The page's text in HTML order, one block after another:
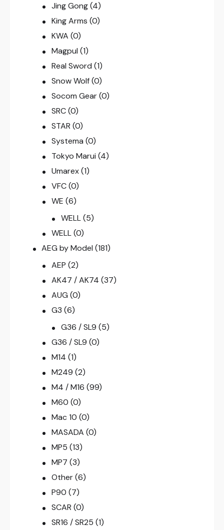
Jing Gong (4)
King Arms (0)
KWA (0)
Magpul (1)
Real Sword (1)
Snow Wolf (0)
Socom Gear (0)
SRC (0)
STAR (0)
Systema (0)
Tokyo Marui (4)
Umarex (1)
VFC (0)
WE (6)
WELL (5)
WELL (0)
AEG by Model (181)
AEP (2)
AK47 / AK74 (37)
AUG (0)
G3 (6)
G36 / SL9 (5)
G36 / SL9 (0)
M14 (1)
M249 (2)
M4 / M16 (99)
M60 (0)
Mac 10 (0)
MASADA (0)
MP5 (13)
MP7 (3)
Other (6)
P90 (7)
SCAR (0)
SR16 / SR25 (1)